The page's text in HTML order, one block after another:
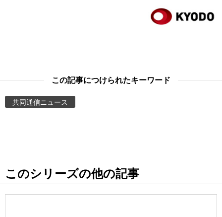
People
この記事につけられたキーワード
共同通信ニュース
このシリーズの他の記事